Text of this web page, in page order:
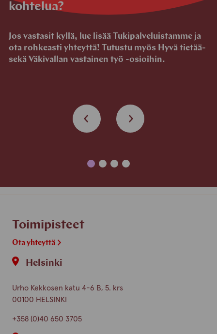
kohtelua?
Jos vastasit kyllä, lue lisää Tukipalveluistamme ja
ota rohkeasti yhteyttä! Tutustu myös Hyvä tietää-
sekä Väkivallan vastainen työ -osioihin.
Toimipisteet
Ota yhteyttä
Helsinki
Urho Kekkosen katu 4-6 B, 5. krs
00100 HELSINKI
+358 (0)40 650 3705